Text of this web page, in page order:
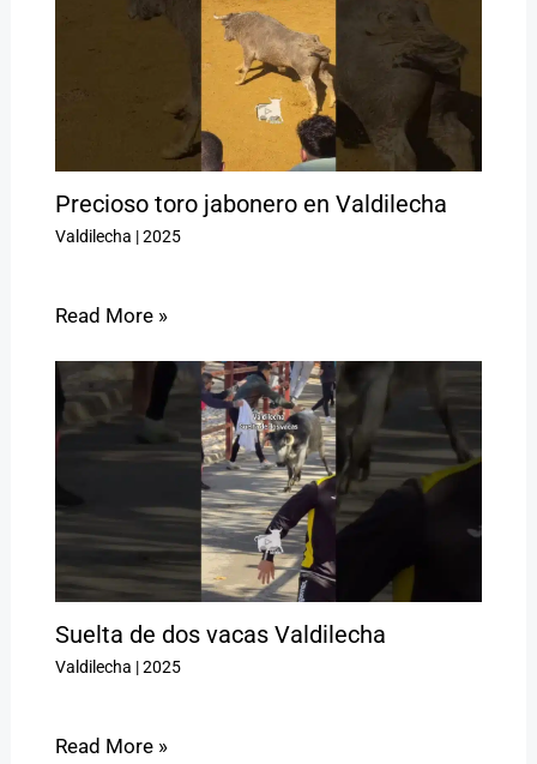
Precioso toro jabonero en Valdilecha
Valdilecha |2025
Read More »
Suelta de dos vacas Valdilecha
Valdilecha |2025
Read More »